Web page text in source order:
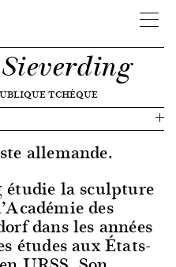
TCHÈQUE
allemande.
la sculpture
des
dans les années
études aux États-